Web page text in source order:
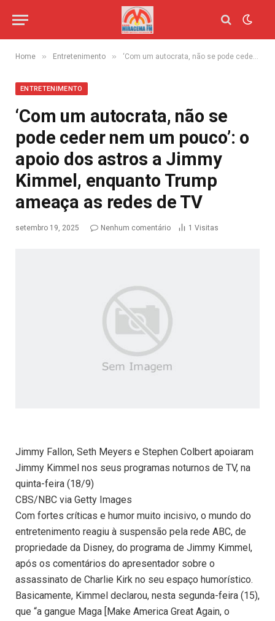
Home » Entretenimento » ‘Com um autocrata, não se pode ceder nem um pouco’: o apoio dos astros a Jimmy Kimmel, enquanto Trump ameaça as redes de TV
ENTRETENIMENTO
‘Com um autocrata, não se
pode ceder nem um pouco’: o
apoio dos astros a Jimmy
Kimmel, enquanto Trump
ameaça as redes de TV
setembro 19, 2025 Nenhum comentário 1 Visitas
Jimmy Fallon, Seth Meyers e Stephen Colbert apoiaram
Jimmy Kimmel nos seus programas noturnos de TV, na
quinta-feira (18/9)
CBS/NBC via Getty Images
Com fortes críticas e humor muito incisivo, o mundo do
entretenimento reagiu à suspensão pela rede ABC, de
propriedade da Disney, do programa de Jimmy Kimmel,
após os comentários do apresentador sobre o
assassinato de Charlie Kirk no seu espaço humorístico.
Basicamente, Kimmel declarou, nesta segunda-feira (15),
que “a gangue Maga [Make America Great Again, o